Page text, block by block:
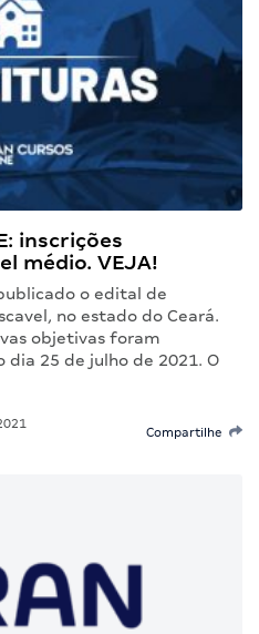
inscrições
médio. VEJA!
o edital de
no estado do Ceará.
objetivas foram
25 de julho de 2021. O
Compartilhe